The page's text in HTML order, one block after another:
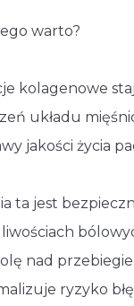
warto?
kolagenowe
układu
jakości życia
ta jest
nad
ryzyko